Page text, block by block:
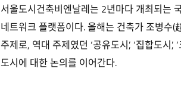
서울도시건축비엔날레는 2년마다 개최되는
네트워크 플랫폼이다. 올해는 건축가 조병수(
주제로, 역대 주제였던 ‘공유도시’, ‘집합도시
도시에 대한 논의를 이어간다.